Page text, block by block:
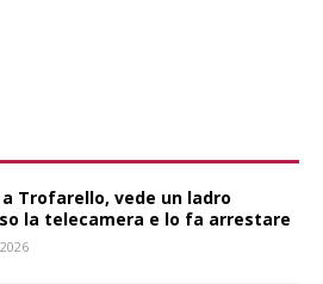
a Trofarello, vede un ladro
la telecamera e lo fa arrestare